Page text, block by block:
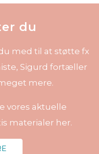
du
med til at støtte fx
Sigurd fortæller
mere.
vores aktuelle
materialer her.